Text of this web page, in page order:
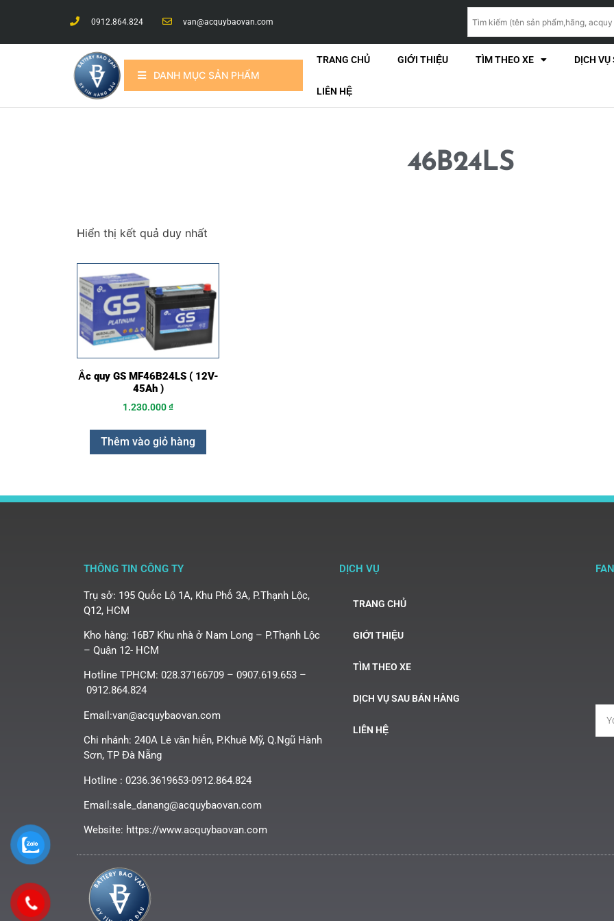
0912.864.824 van@acquybaovan.com
DANH MỤC SẢN PHẨM
TRANG CHỦ GIỚI THIỆU TÌM THEO XE DỊCH VỤ
LIÊN HỆ
46B24LS
Hiển thị kết quả duy nhất
Ắc quy GS MF46B24LS ( 12V-
45Ah )
1.230.000₫
Thêm vào giỏ hàng
THÔNG TIN CÔNG TY
Trụ sở: 195 Quốc Lộ 1A, Khu Phố 3A, P.Thạnh Lộc,
Q12, HCM
Kho hàng: 16B7 Khu nhà ở Nam Long – P.Thạnh Lộc
– Quận 12- HCM
Hotline TPHCM: 028.37166709 – 0907.619.653 –
0912.864.824
Email:van@acquybaovan.com
Chi nhánh: 240A Lê văn hiến, P.Khuê Mỹ, Q.Ngũ Hành
Sơn, TP Đà Nẵng
Hotline : 0236.3619653-0912.864.824
Email:sale_danang@acquybaovan.com
Website: https://www.acquybaovan.com
DỊCH VỤ
TRANG CHỦ
GIỚI THIỆU
TÌM THEO XE
DỊCH VỤ SAU BÁN HÀNG
LIÊN HỆ